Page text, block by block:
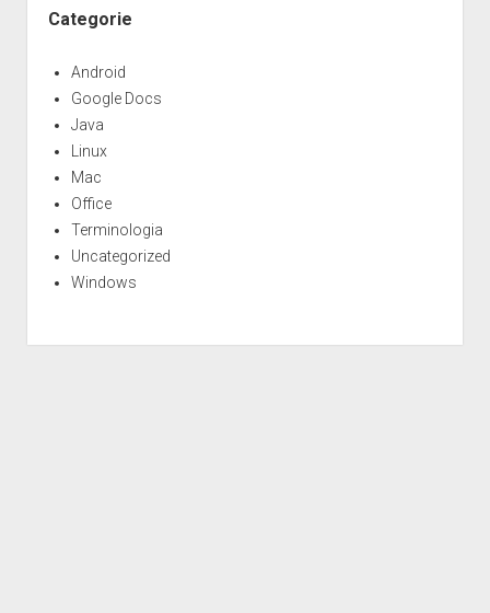
Categorie
Android
Google Docs
Java
Linux
Mac
Office
Terminologia
Uncategorized
Windows